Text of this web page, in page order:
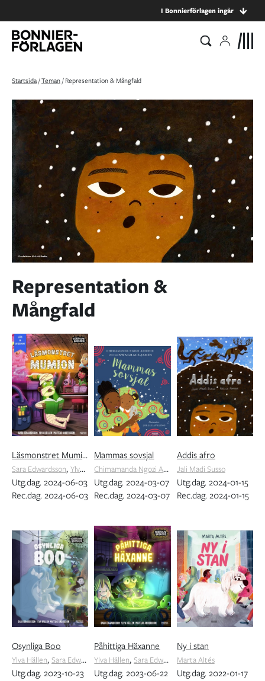
I Bonnierförlagen ingår
Startsida/Teman/Representation & Mångfald
Representation &
Mångfald
Läsmonstret Mumion
Sara Edwardsson, Ylva Hällen
Utg.dag. 2024-06-03
Rec.dag. 2024-06-03
Mammas sovsjal
Chimamanda Ngozi Adichie
Utg.dag. 2024-03-07
Rec.dag. 2024-03-07
Addis afro
Jali Madi Susso
Utg.dag. 2024-01-15
Rec.dag. 2024-01-15
Osynliga Boo
Ylva Hällen, Sara Edwardsson
Utg.dag. 2023-10-23
Påhittiga Häxanne
Ylva Hällen,Sara Edwardsson
Utg.dag. 2023-06-22
Ny i stan
Marta Altés
Utg.dag. 2022-01-17